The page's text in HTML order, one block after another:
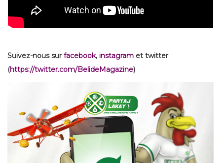
Suivez-nous surfacebook, instagram et twitter
(https://twitter.com/BelideMagazine)